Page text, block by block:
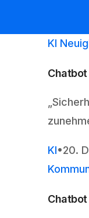
KI
KI 20.